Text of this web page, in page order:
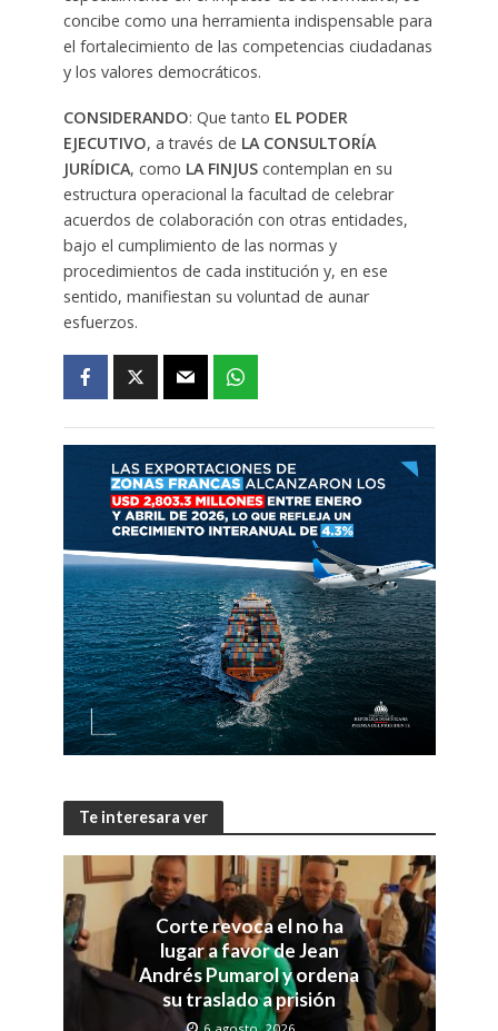
concibe como una herramienta indispensable para
el fortalecimiento de las competencias ciudadanas
y los valores democráticos.
CONSIDERANDO: Que tanto EL PODER
EJECUTIVO, a través de LA CONSULTORÍA
JURÍDICA, como LA FINJUScontemplan en su
estructura operacional la facultad de celebrar
acuerdos de colaboración con otras entidades,
bajo el cumplimiento de las normas y
procedimientos de cada institución y, en ese
sentido, manifiestan su voluntad de aunar
esfuerzos.
Te interesara ver
Corte revoca el no ha
lugar a favor de Jean
Andrés Pumarol y ordena
su traslado a prisión